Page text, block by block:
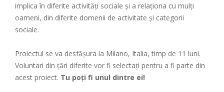
implica în diferite activități sociale și a relaționa cu mulţi
oameni, din diferite domenii de activitate şi categorii
sociale.
Proiectul se va desfășura la Milano, Italia, timp de 11 luni.
Voluntari din țări diferite vor fi selectați pentru a fi parte din
acest proiect. Tu poți fi unul dintre ei!